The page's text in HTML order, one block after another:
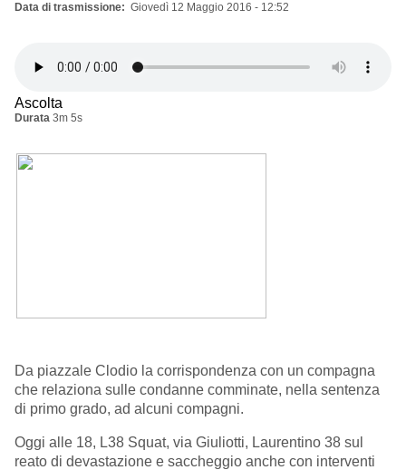
Data di trasmissione Giovedì 12 Maggio 2016 - 12:52
Ascolta
Durata 3m 5s
Da piazzale Clodio la corrispondenza con un compagna
che relaziona sulle condanne comminate, nella sentenza
di primo grado, ad alcuni compagni.
Oggi alle 18, L38 Squat, via Giuliotti, Laurentino 38 sul
reato di devastazione e saccheggio anche con interventi